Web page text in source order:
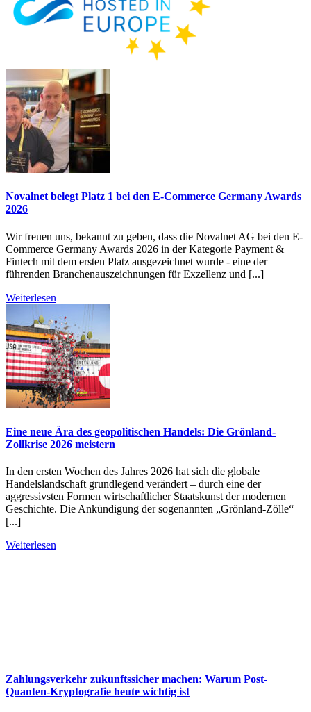
Novalnet belegt Platz 1 bei den E-Commerce Germany Awards
2026
Wir freuen uns, bekannt zu geben, dass die Novalnet AG bei den E-
Commerce Germany Awards 2026 in der Kategorie Payment &
Fintech mit dem ersten Platz ausgezeichnet wurde - eine der
führenden Branchenauszeichnungen für Exzellenz und [...]
Weiterlesen
Eine neue Ära des geopolitischen Handels: Die Grönland-
Zollkrise 2026 meistern
In den ersten Wochen des Jahres 2026 hat sich die globale
Handelslandschaft grundlegend verändert – durch eine der
aggressivsten Formen wirtschaftlicher Staatskunst der modernen
Geschichte. Die Ankündigung der sogenannten „Grönland-Zölle“
[...]
Weiterlesen
Zahlungsverkehr zukunftssicher machen: Warum Post-
Quanten-Kryptografie heute wichtig ist